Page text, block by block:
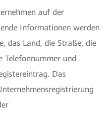
auf der
Informationen werden
das Land, die Straße, die
Telefonnummer und
Das